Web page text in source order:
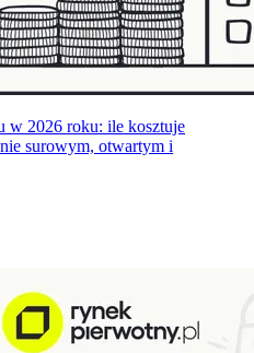
w 2026 roku: ile kosztuje
surowym, otwartym i